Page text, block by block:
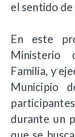
el sentido
En este
Ministerio
Familia, y
Municipio
durante un